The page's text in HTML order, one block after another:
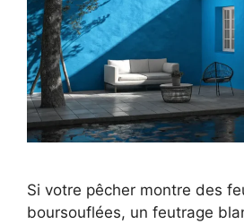
Si votre pêcher montre des
boursouflées, un feutrage